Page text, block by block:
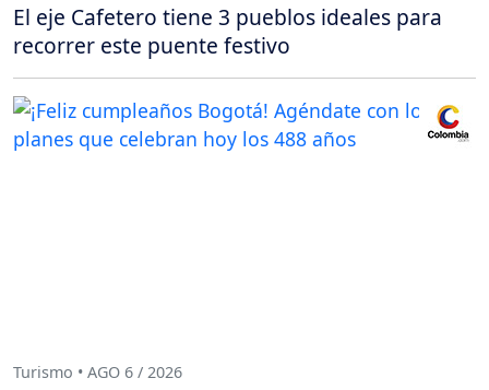
El eje Cafetero tiene 3 pueblos ideales para
recorrer este puente festivo
Turismo • AGO 6 / 2026